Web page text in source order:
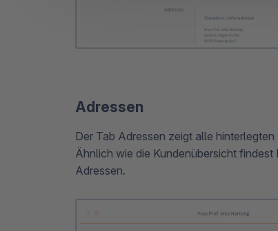
Adressen
Der Tab Adressen zeigt alle
Ähnlich wie die Kundenübersicht
Adressen.